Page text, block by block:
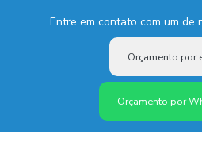
Entre em contato com um de
Orçamento por
Orçamento por